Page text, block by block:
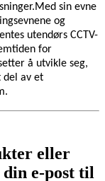
sin evne
og
utendørs CCTV-
for
å utvikle seg,
del av et
eller
e-post til